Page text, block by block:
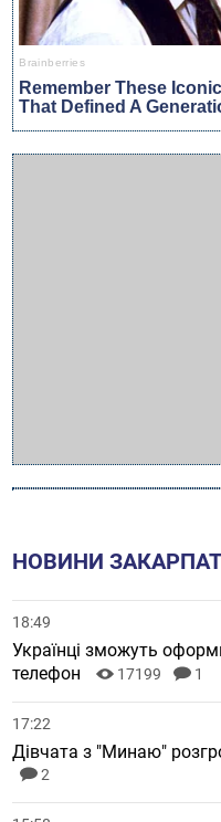
НОВИНИ
18:49
Українці зможуть
телефон
17199 1
17:22
Дівчата з "Минаю"
2